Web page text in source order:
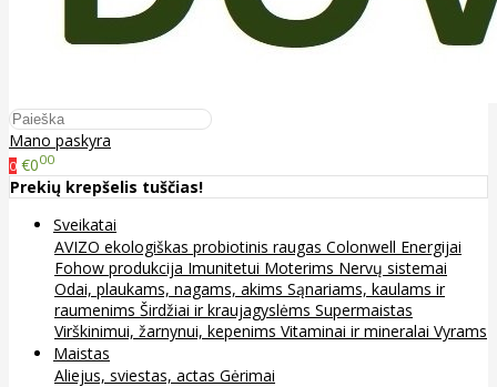
Mano paskyra
0 €000
Prekių krepšelis tuščias!
Sveikatai
AVIZO ekologiškas probiotinis raugas Colonwell Energijai
Fohow produkcija Imunitetui Moterims Nervų sistemai
Odai, plaukams, nagams, akims Sąnariams, kaulams ir
raumenims Širdžiai ir kraujagyslėms Supermaistas
Virškinimui, žarnynui, kepenims Vitaminai ir mineralai Vyrams
Maistas
Aliejus, sviestas, actas Gėrimai